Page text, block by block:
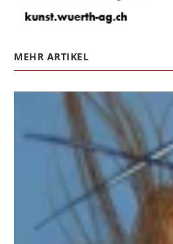
MEHR ARTIKEL